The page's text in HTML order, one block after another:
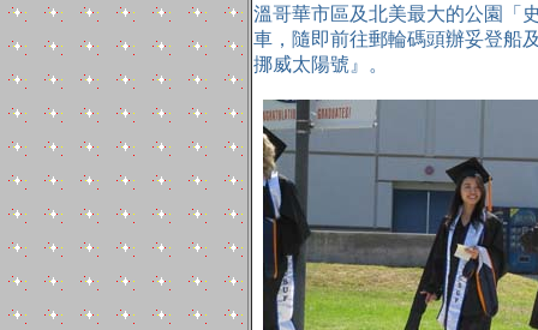
溫哥華市區及北美最大的公園「
車，隨即前往郵輪碼頭辦妥登船
挪威太陽號』。